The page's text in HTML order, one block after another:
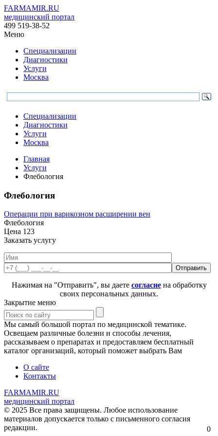
FARMAMIR.RU
медицинский портал
499 519-38-52
Меню
Специализации
Диагностики
Услуги
Москва
Специализации
Диагностики
Услуги
Москва
Главная
Услуги
Флебология
Флебология
0
Операции при варикозном расширении вен
Флебология
Цена 123
Заказать услугу
Нажимая на "Отправить", вы даете согласиена обработку
своих персональных данных.
Закрытие меню
Мы самый большой портал по медицинской тематике.
Освещаем различные болезни и способы лечения,
рассказываем о препаратах и предоставляем бесплатный
каталог организаций, который поможет выбрать Вам
О сайте
Контакты
FARMAMIR.RU
медицинский портал
© 2025 Все права защищены. Любое использование
материалов допускается только с письменного согласия
редакции.